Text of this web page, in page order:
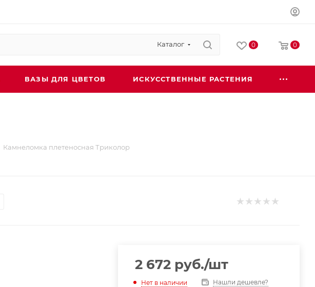
Каталог 0 0
ВАЗЫ ДЛЯ ЦВЕТОВ ИСКУССТВЕННЫЕ РАСТЕНИЯ
Камнеломка плетеносная Триколор
2 672руб./шт
Нет в наличии Нашли дешевле?